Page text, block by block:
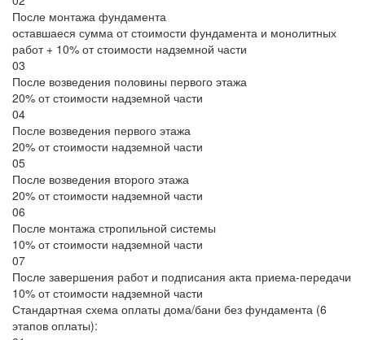
После монтажа фундамента
оставшаеся сумма от стоимости фундамента и монолитных
работ + 10% от стоимости надземной части
03
После возведения половины первого этажа
20% от стоимости надземной части
04
После возведения первого этажа
20% от стоимости надземной части
05
После возведения второго этажа
20% от стоимости надземной части
06
После монтажа стропильной системы
10% от стоимости надземной части
07
После завершения работ и подписания акта приема-передачи
10% от стоимости надземной части
Стандартная схема оплаты дома/бани без фундамента (6
этапов оплаты):